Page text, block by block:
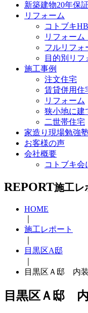
新築建物20年保証
リフォーム
コトブキ
リフォー
フルリフォ
目的別リフ
施工事例
注文住宅
賃貸併用住
リフォーム
狭小地に建
二世帯住宅
家造り現場勉強
お客様の声
会社概要
コトブキ会
REPORT施工レ
HOME
施工レポート
目黒区A邸
目黒区Ａ邸 内
目黒区Ａ邸